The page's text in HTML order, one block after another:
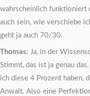
wahrscheinlich funktioniert
auch sein, wie verschiebe
geht ja auch 70/30.
Thomas: Ja, in der
Stimmt, das ist ja genau
ich diese 4 Prozent haben,
Anwalt. Also eine